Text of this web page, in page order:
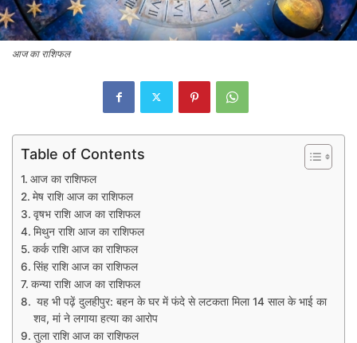
आज का राशिफल
Table of Contents
आज का राशिफल
मेष राशि आज का राशिफल
वृषभ राशि आज का राशिफल
मिथुन राशि आज का राशिफल
कर्क राशि आज का राशिफल
सिंह राशि आज का राशिफल
कन्या राशि आज का राशिफल
यह भी पढ़ें दुलहीपुर: बहन के घर में फंदे से लटकता मिला 14 साल के भाई का
शव, मां ने लगाया हत्या का आरोप
तुला राशि आज का राशिफल